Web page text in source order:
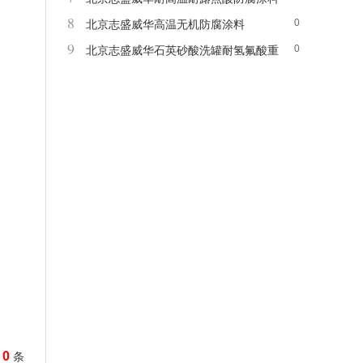
0 条
0
8 北京志盛威华高温无机防腐涂料
0
9
北京志盛威华石英砂酸洗罐耐氢氟酸重